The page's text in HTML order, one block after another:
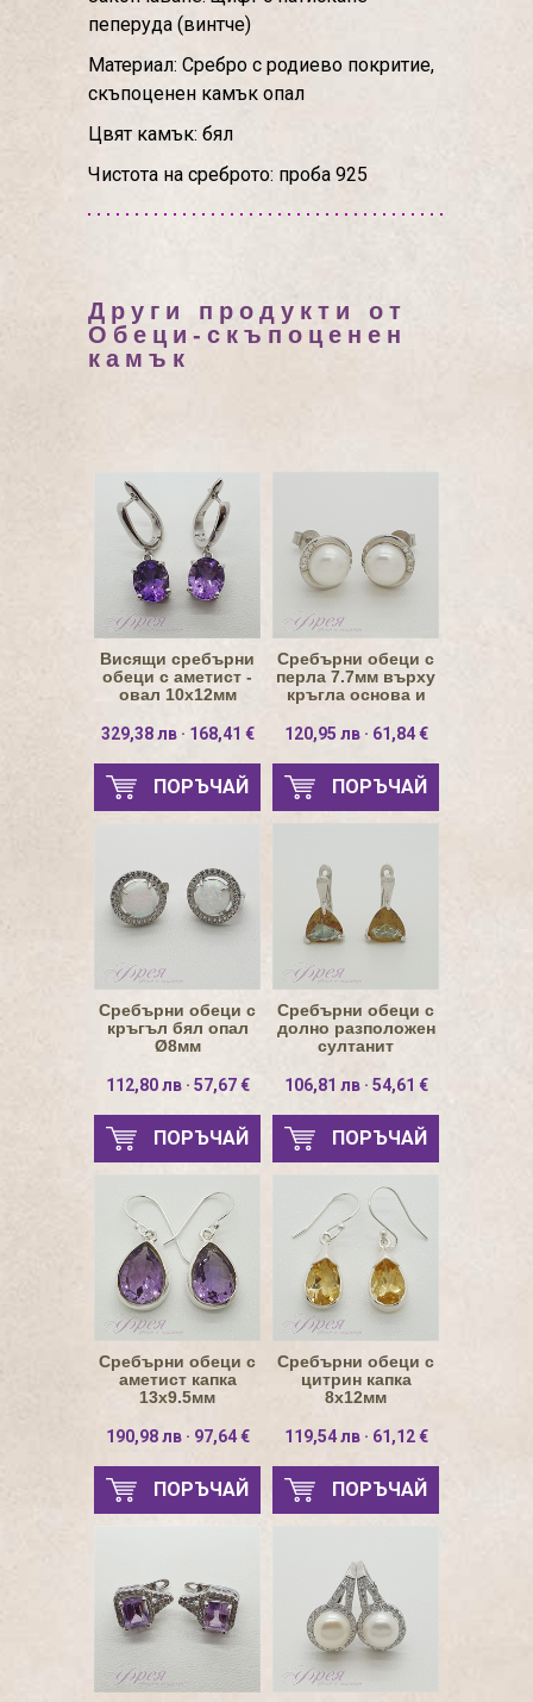
пеперуда (винтче)
Материал: Сребро с родиево покритие,
скъпоценен камък опал
Цвят камък: бял
Чистота на среброто: проба 925
Други продукти от
Обеци-скъпоценен
камък
Висящи сребърни
обеци с аметист -
овал 10х12мм
329,38 лв · 168,41 €
ПОРЪЧАЙ
Сребърни обеци с
перла 7.7мм върху
кръгла основа и
120,95 лв · 61,84 €
ПОРЪЧАЙ
Сребърни обеци с
кръгъл бял опал
Ø8мм
112,80 лв · 57,67 €
ПОРЪЧАЙ
Сребърни обеци с
долно разположен
султанит
7.5х7.5мм
106,81 лв · 54,61 €
ПОРЪЧАЙ
Сребърни обеци с
аметист капка
13х9.5мм
190,98 лв · 97,64 €
ПОРЪЧАЙ
Сребърни обеци с
цитрин капка
8х12мм
119,54 лв · 61,12 €
ПОРЪЧАЙ